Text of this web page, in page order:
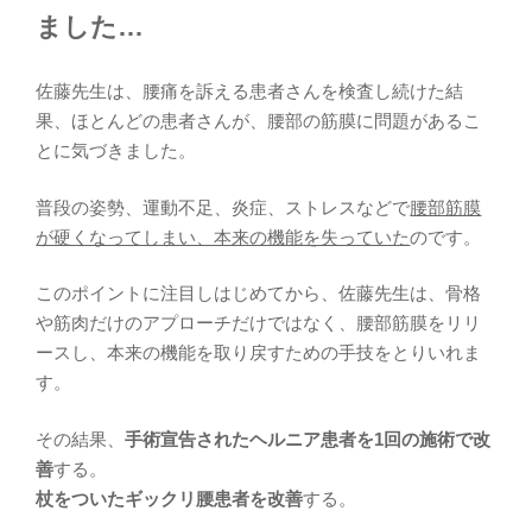
ました…
佐藤先生は、腰痛を訴える患者さんを検査し続けた結
果、ほとんどの患者さんが、腰部の筋膜に問題があるこ
とに気づきました。
普段の姿勢、運動不足、炎症、ストレスなどで腰部筋膜
が硬くなってしまい、本来の機能を失っていたのです。
このポイントに注目しはじめてから、佐藤先生は、骨格
や筋肉だけのアプローチだけではなく、腰部筋膜をリリ
ースし、本来の機能を取り戻すための手技をとりいれま
す。
その結果、手術宣告されたヘルニア患者を1回の施術で改
善する。
杖をついたギックリ腰患者を改善する。